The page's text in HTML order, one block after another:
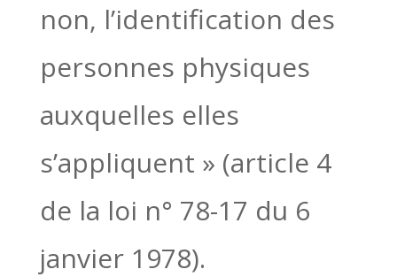
non, l’identification des
personnes physiques
auxquelles elles
s’appliquent » (article 4
de la loi n° 78-17 du 6
janvier 1978).